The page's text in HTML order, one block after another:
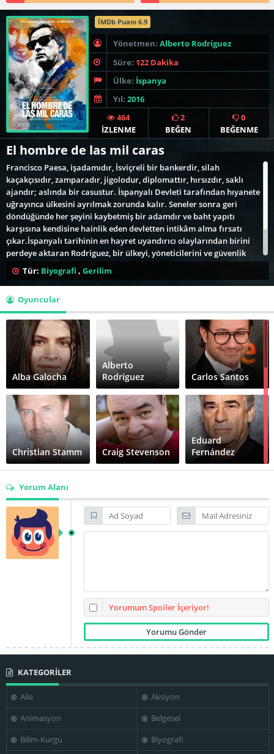
İMDb Puanı 6.9
Yönetmen: Alberto Rodríguez
Süre: 122 Dakika
Ülke: İspanya
Yıl: 2016
464
İZLENME
2
BEĞEN
0
BEĞENME
El hombre de las mil caras
Francisco Paesa, işadamıdır, İsviçreli bir bankerdir, silah
kaçakçısıdır, zamparadır, jigolodur, diplomattır, hırsızdır, saklı
ajandır; aslında bir casustur. İspanyalı Devleti tarafından hıyanete
uğrayınca ülkesini ayrılmak zorunda kalır. Seneler sonra geri
döndüğünde her şeyini kaybetmiş bir adamdır ve baht yapıtı
karşısına kendisine hainlik eden devletten intikâm alma fırsatı
çıkar.İspanyalı tarihinin en hayret uyandırıcı olaylarından birini
perdeye aktaran Rodriguez, bir ülkeyi, yöneticilerini ve güvenlik
güçlerini sirkteki aptallara çeviren dolandırıcıları ve şartları
ustalıkla ele alırken hikaye anlatımı, tempo , gerilim ve entrikaya
konusunda bütün sırları iyi bildiğini açıkça gösteriyor.
Tür: Biyografi , Gerilim
Oyuncular
Alba Galocha
Alberto
Rodríguez
Carlos Santos
Christian Stamm Craig Stevenson
Eduard
Fernández
Emilio Gutiérrez
Caba
Itziar Atienza Jimmy Shaw
José Manuel
Poga
Luis Callejo
Marcos Ruiz
Yorum Alanı
Yorumum Spoiler İçeriyor!
KATEGORİLER
Aile
Aksiyon
Animasyon
Belgesel
Bilim-Kurgu
Biyografi